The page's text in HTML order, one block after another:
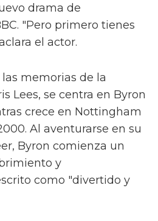
drama de
"Pero primero tienes
el actor.
memorias de la
Lees, se centra en Byron
crece en Nottingham
Al aventurarse en su
Byron comienza un
y
como "divertido y